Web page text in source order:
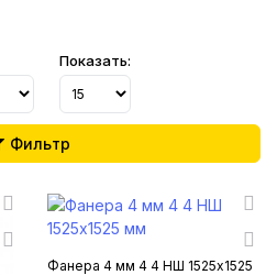
Показать:
Фильтр
Фанера 4 мм 4 4 НШ 1525х1525